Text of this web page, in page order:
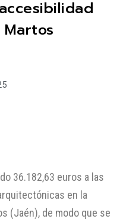
36.182,63 euros a las
en la
(Jaén), de modo que se